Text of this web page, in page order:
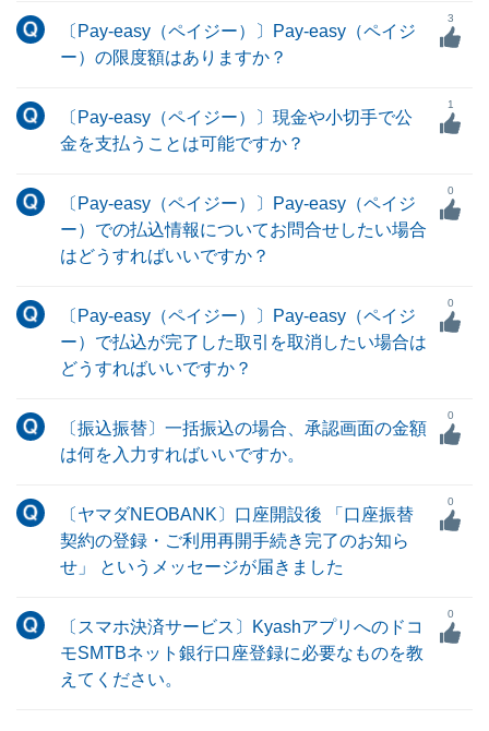
〔Pay-easy（ペイジー）〕Pay-easy（ペイジ
ー）の限度額はありますか？
3
〔Pay-easy（ペイジー）〕現金や小切手で公
金を支払うことは可能ですか？
1
〔Pay-easy（ペイジー）〕Pay-easy（ペイジ
ー）での払込情報についてお問合せしたい場合
はどうすればいいですか？
0
〔Pay-easy（ペイジー）〕Pay-easy（ペイジ
ー）で払込が完了した取引を取消したい場合は
どうすればいいですか？
0
〔振込振替〕一括振込の場合、承認画面の金額
は何を入力すればいいですか。
0
〔ヤマダNEOBANK〕口座開設後 「口座振替
契約の登録・ご利用再開手続き完了のお知ら
せ」 というメッセージが届きました
0
〔スマホ決済サービス〕Kyashアプリへのドコ
モSMTBネット銀行口座登録に必要なものを教
えてください。
0